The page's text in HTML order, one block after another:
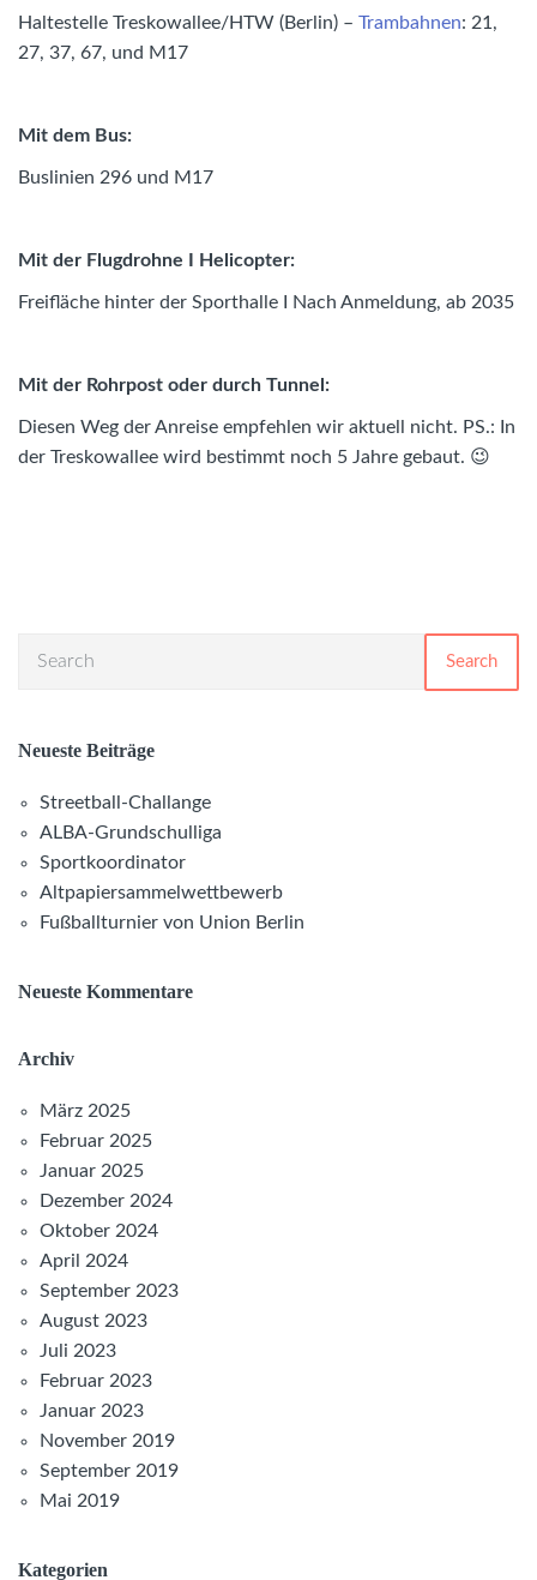
Haltestelle Treskowallee/HTW (Berlin) – Trambahnen: 21,
27, 37, 67, und M17
Mit dem Bus:
Buslinien 296 und M17
Mit der Flugdrohne I Helicopter:
Freifläche hinter der Sporthalle I Nach Anmeldung, ab 2035
Mit der Rohrpost oder durch Tunnel:
Diesen Weg der Anreise empfehlen wir aktuell nicht. PS.: In
der Treskowallee wird bestimmt noch 5 Jahre gebaut. 😉
Search
Neueste Beiträge
Streetball-Challange
ALBA-Grundschulliga
Sportkoordinator
Altpapiersammelwettbewerb
Fußballturnier von Union Berlin
Neueste Kommentare
Archiv
März 2025
Februar 2025
Januar 2025
Dezember 2024
Oktober 2024
April 2024
September 2023
August 2023
Juli 2023
Februar 2023
Januar 2023
November 2019
September 2019
Mai 2019
Kategorien